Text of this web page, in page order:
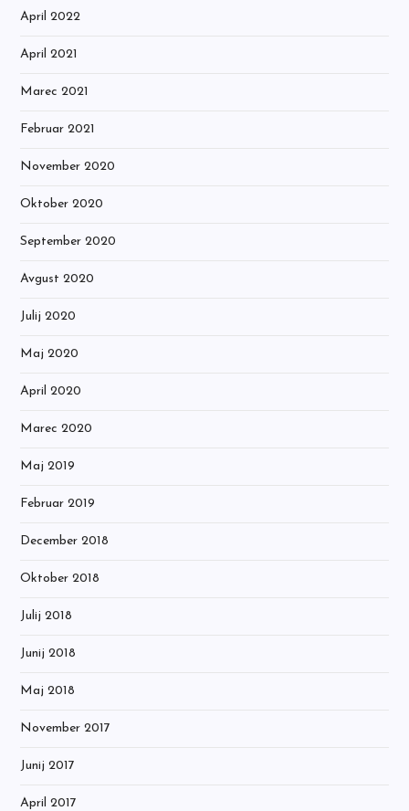
April 2022
April 2021
Marec 2021
Februar 2021
November 2020
Oktober 2020
September 2020
Avgust 2020
Julij 2020
Maj 2020
April 2020
Marec 2020
Maj 2019
Februar 2019
December 2018
Oktober 2018
Julij 2018
Junij 2018
Maj 2018
November 2017
Junij 2017
April 2017